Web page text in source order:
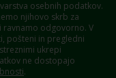
osebnih podatkov.
njihovo skrb za
ravnamo odgovorno. V
pošteni in pregledni
ukrepi
ne dostopajo
.